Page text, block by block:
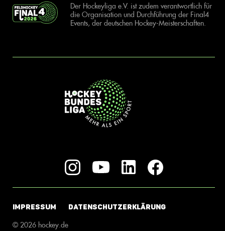
Der Hockeyliga e.V. ist zudem verantwortlich für
die Organisation und Durchführung der Final4
Events, der deutschen Hockey-Meisterschaften.
IMPRESSUM DATENSCHUTZERKLÄRUNG
© 2026 hockey.de